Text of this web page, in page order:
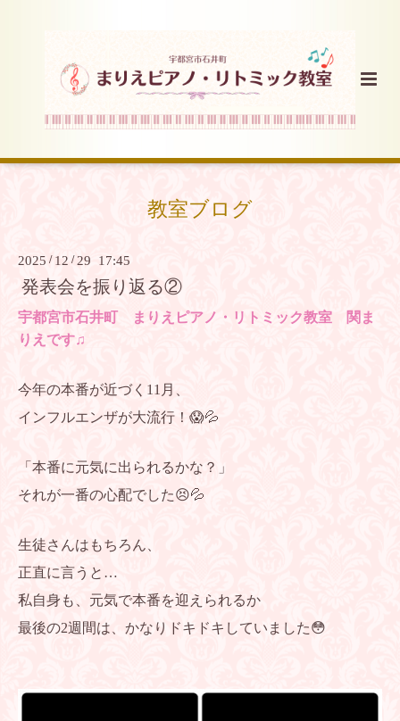
教室ブログ
2025 / 12 /29 17:45
発表会を振り返る②
宇都宮市石井町 まりえピアノ・リトミック教室 関ま
りえです♫
今年の本番が近づく11月、
インフルエンザが大流行！😱💦
「本番に元気に出られるかな？」
それが一番の心配でした😣💦
生徒さんはもちろん、
正直に言うと…
私自身も、元気で本番を迎えられるか
最後の2週間は、かなりドキドキしていました😳